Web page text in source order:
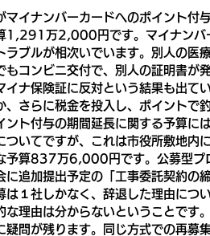
イナンバーカードへのポイント付
1,291万2,000円です。マイナンバ
ブルが相次いでいます。別人の医
もコンビニ交付で、別人の証明書が
ナ保険証に反対という結果も出て
さらに税金を投入し、ポイントで
ト付与の期間延長に関する予算には
いてですが、これは市役所敷地内
予算837万6,000円です。公募型プ
追加提出予定の「工事委託契約の
は１社しかなく、辞退した理由につ
理由は分からないということです
問が残ります。同じ方式での再募